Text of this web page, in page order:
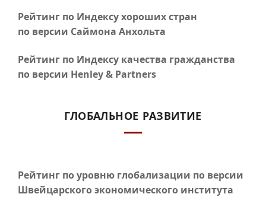
Рейтинг по Индексу хороших стран
по версии Саймона Анхольта
Рейтинг по Индексу качества гражданства
по версии Henley & Partners
ГЛОБАЛЬНОЕ РАЗВИТИЕ
Рейтинг по уровню глобализации по версии
Швейцарского экономического института